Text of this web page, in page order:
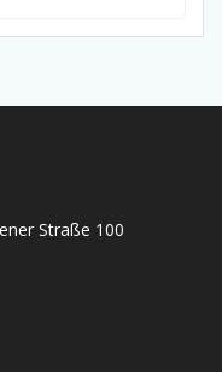
Straße 100